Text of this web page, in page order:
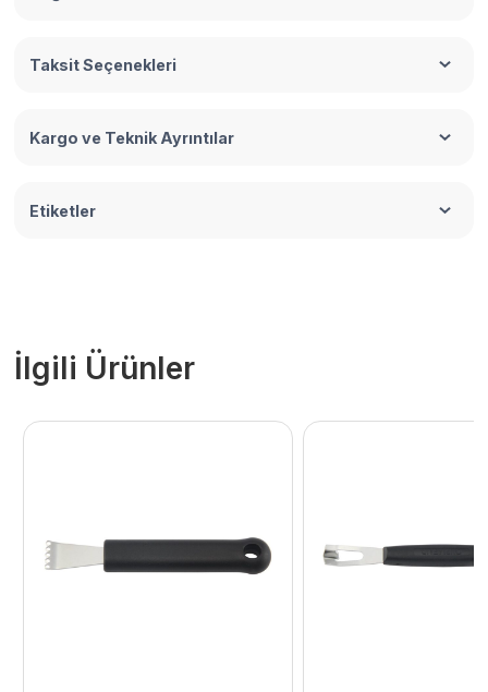
Taksit Seçenekleri
Kargo ve Teknik Ayrıntılar
Etiketler
İlgili Ürünler